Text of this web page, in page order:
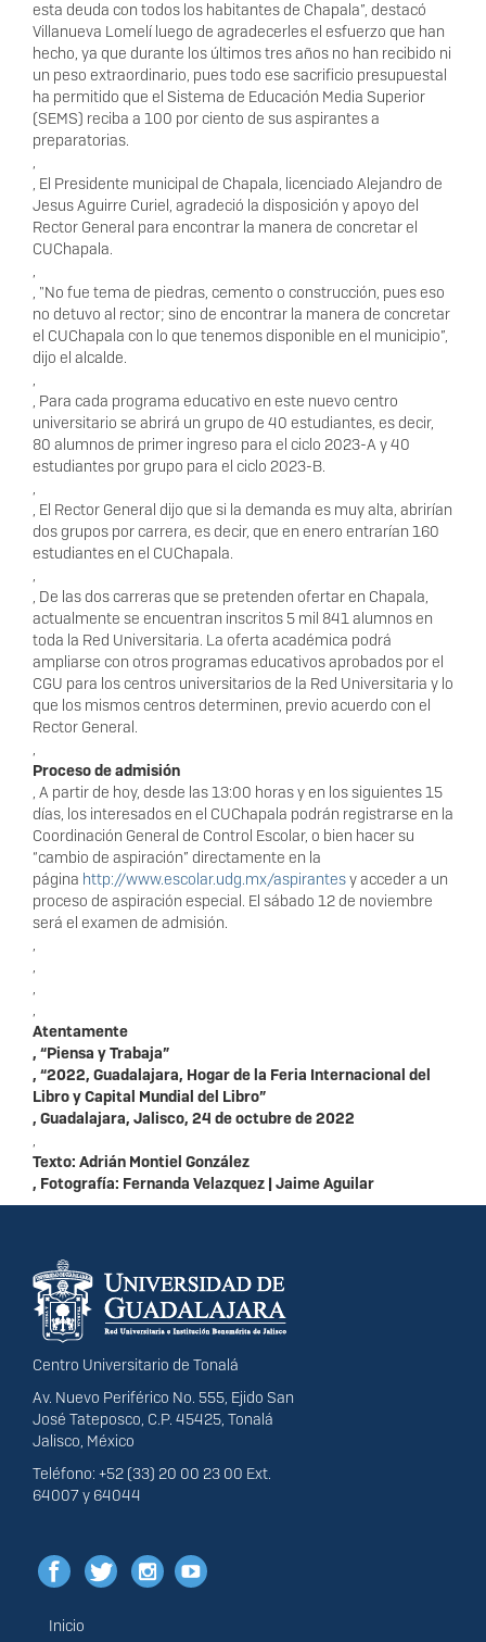
esta deuda con todos los habitantes de Chapala”, destacó
Villanueva Lomelí luego de agradecerles el esfuerzo que han
hecho, ya que durante los últimos tres años no han recibido ni
un peso extraordinario, pues todo ese sacrificio presupuestal
ha permitido que el Sistema de Educación Media Superior
(SEMS) reciba a 100 por ciento de sus aspirantes a
preparatorias.
,
, El Presidente municipal de Chapala, licenciado Alejandro de
Jesus Aguirre Curiel, agradeció la disposición y apoyo del
Rector General para encontrar la manera de concretar el
CUChapala.
,
, "No fue tema de piedras, cemento o construcción, pues eso
no detuvo al rector; sino de encontrar la manera de concretar
el CUChapala con lo que tenemos disponible en el municipio”,
dijo el alcalde.
,
, Para cada programa educativo en este nuevo centro
universitario se abrirá un grupo de 40 estudiantes, es decir,
80 alumnos de primer ingreso para el ciclo 2023-A y 40
estudiantes por grupo para el ciclo 2023-B.
,
, El Rector General dijo que si la demanda es muy alta, abrirían
dos grupos por carrera, es decir, que en enero entrarían 160
estudiantes en el CUChapala.
,
, De las dos carreras que se pretenden ofertar en Chapala,
actualmente se encuentran inscritos 5 mil 841 alumnos en
toda la Red Universitaria. La oferta académica podrá
ampliarse con otros programas educativos aprobados por el
CGU para los centros universitarios de la Red Universitaria y lo
que los mismos centros determinen, previo acuerdo con el
Rector General.
,
Proceso de admisión
, A partir de hoy, desde las 13:00 horas y en los siguientes 15
días, los interesados en el CUChapala podrán registrarse en la
Coordinación General de Control Escolar, o bien hacer su
“cambio de aspiración” directamente en la
página http://www.escolar.udg.mx/aspirantesy acceder a un
proceso de aspiración especial. El sábado 12 de noviembre
será el examen de admisión.
,
,
,
,
Atentamente
, “Piensa y Trabaja”
, “2022, Guadalajara, Hogar de la Feria Internacional del
Libro y Capital Mundial del Libro”
, Guadalajara, Jalisco, 24 de octubre de 2022
,
Texto: Adrián Montiel González
, Fotografía: Fernanda Velazquez | Jaime Aguilar
Información del
portal
Centro Universitario de Tonalá
Av. Nuevo Periférico No. 555, Ejido San
José Tateposco, C.P. 45425, Tonalá
Jalisco, México
Teléfono: +52 (33) 20 00 23 00 Ext.
64007 y 64044
Inicio